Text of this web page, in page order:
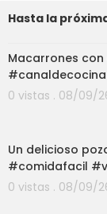
Hasta la
Macarrones
0 vistas . 08/09/
Un delicioso
#comidafacil
0 vistas . 08/09/